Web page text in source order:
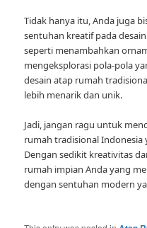
Tidak hanya itu, Anda juga
sentuhan kreatif pada
seperti menambahkan
mengeksplorasi pola-pola
desain atap rumah
lebih menarik dan unik.
Jadi, jangan ragu untuk
rumah tradisional
Dengan sedikit kreativitas
rumah impian Anda yang
dengan sentuhan modern